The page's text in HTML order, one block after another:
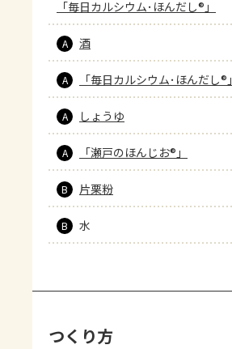
「毎日カルシウム･ほんだし®」
A 酒
A 「毎日カルシウム･ほんだし®」
A しょうゆ
A 「瀬戸のほんじお®」
B 片栗粉
B 水
つくり方